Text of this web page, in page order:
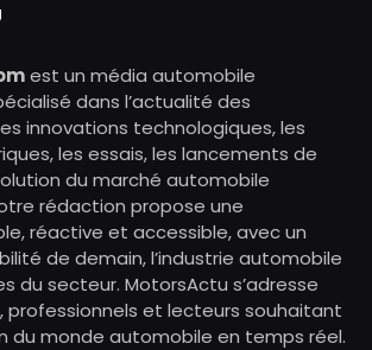
est un média automobile
dans l’actualité des
innovations technologiques, les
les essais, les lancements de
du marché automobile
rédaction propose une
réactive et accessible, avec un
de demain, l’industrie automobile
du secteur. MotorsActu s’adresse
professionnels et lecteurs souhaitant
du monde automobile en temps réel.